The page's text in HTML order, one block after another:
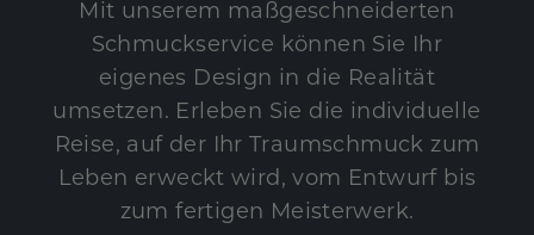
Mit unserem maßgeschneiderten
Schmuckservice können Sie Ihr
eigenes Design in die Realität
umsetzen. Erleben Sie die individuelle
Reise, auf der Ihr Traumschmuck zum
Leben erweckt wird, vom Entwurf bis
zum fertigen Meisterwerk.